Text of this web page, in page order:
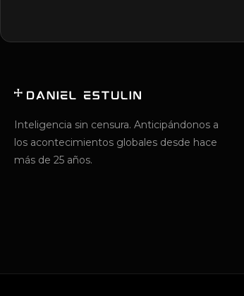
Inteligencia sin censura. Anticipándonos a
los acontecimientos globales desde hace
más de 25 años.